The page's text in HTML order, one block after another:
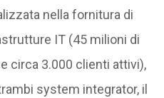
nella fornitura di
IT (45 milioni di
circa 3.000 clienti attivi),
system integrator, il